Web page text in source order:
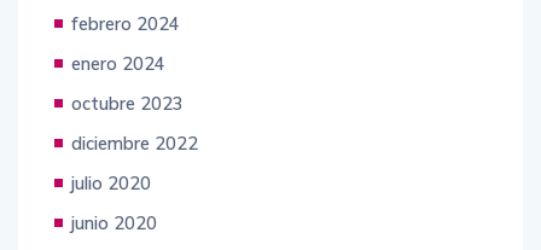
febrero 2024
enero 2024
octubre 2023
diciembre 2022
julio 2020
junio 2020